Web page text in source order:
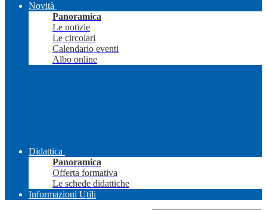
Novità
Panoramica
Le notizie
Le circolari
Calendario eventi
Albo online
Didattica
Panoramica
Offerta formativa
Le schede didattiche
Informazioni Utili